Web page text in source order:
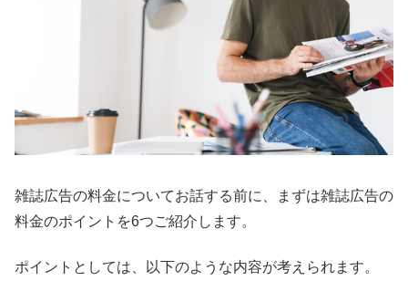
雑誌広告の料金についてお話する前に、まずは雑誌広告の
料金のポイントを6つご紹介します。
ポイントとしては、以下のような内容が考えられます。